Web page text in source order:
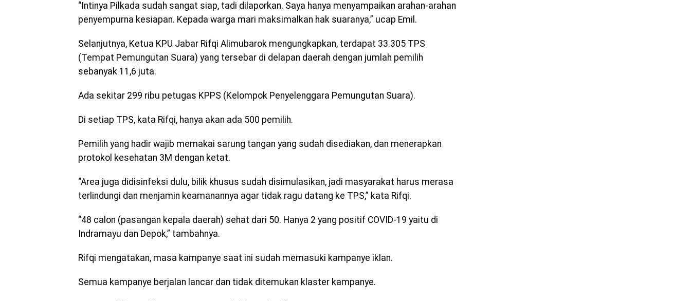
“Intinya Pilkada sudah sangat siap, tadi dilaporkan. Saya hanya menyampaikan arahan-arahan
penyempurna kesiapan. Kepada warga mari maksimalkan hak suaranya,” ucap Emil.
Selanjutnya, Ketua KPU Jabar Rifqi Alimubarok mengungkapkan, terdapat 33.305 TPS
(Tempat Pemungutan Suara) yang tersebar di delapan daerah dengan jumlah pemilih
sebanyak 11,6 juta.
Ada sekitar 299 ribu petugas KPPS (Kelompok Penyelenggara Pemungutan Suara).
Di setiap TPS, kata Rifqi, hanya akan ada 500 pemilih.
Pemilih yang hadir wajib memakai sarung tangan yang sudah disediakan, dan menerapkan
protokol kesehatan 3M dengan ketat.
“Area juga didisinfeksi dulu, bilik khusus sudah disimulasikan, jadi masyarakat harus merasa
terlindungi dan menjamin keamanannya agar tidak ragu datang ke TPS,” kata Rifqi.
“48 calon (pasangan kepala daerah) sehat dari 50. Hanya 2 yang positif COVID-19 yaitu di
Indramayu dan Depok,” tambahnya.
Rifqi mengatakan, masa kampanye saat ini sudah memasuki kampanye iklan.
Semua kampanye berjalan lancar dan tidak ditemukan klaster kampanye.